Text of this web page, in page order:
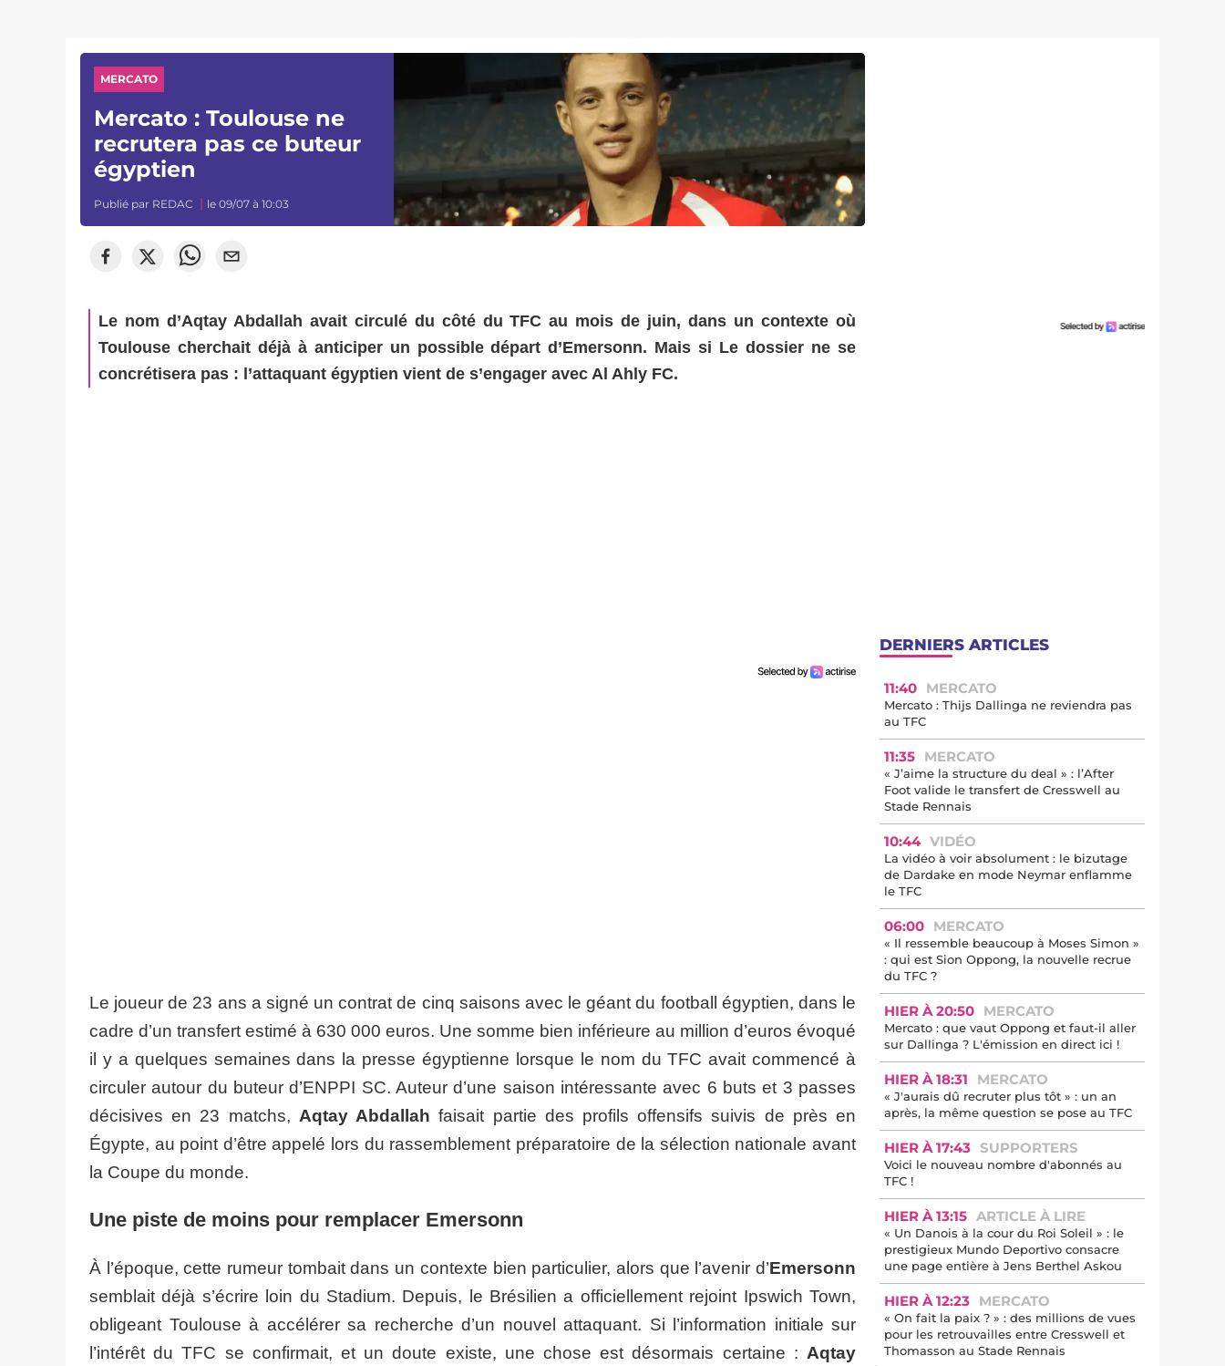
MERCATO
Mercato : Toulouse ne
recrutera pas ce buteur
égyptien
Publié par REDAC le 09/07 à 10:03
Le nom d’Aqtay Abdallah avait circulé du côté du TFC au mois de juin, dans un contexte où
Toulouse cherchait déjà à anticiper un possible départ d’Emersonn. Mais si Le dossier ne se
concrétisera pas : l’attaquant égyptien vient de s’engager avec Al Ahly FC.
Le joueur de 23 ans a signé un contrat de cinq saisons avec le géant du football égyptien, dans le
cadre d’un transfert estimé à 630 000 euros. Une somme bien inférieure au million d’euros évoqué
il y a quelques semaines dans la presse égyptienne lorsque le nom du TFC avait commencé à
circuler autour du buteur d’ENPPI SC. Auteur d’une saison intéressante avec 6 buts et 3 passes
décisives en 23 matchs, Aqtay Abdallah faisait partie des profils offensifs suivis de près en
Égypte, au point d’être appelé lors du rassemblement préparatoire de la sélection nationale avant
la Coupe du monde.
Une piste de moins pour remplacer Emersonn
À l’époque, cette rumeur tombait dans un contexte bien particulier, alors que l’avenir d’Emersonn
semblait déjà s’écrire loin du Stadium. Depuis, le Brésilien a officiellement rejoint Ipswich Town,
obligeant Toulouse à accélérer sa recherche d’un nouvel attaquant. Si l’information initiale sur
l’intérêt du TFC se confirmait, et un doute existe, une chose est désormais certaine : Aqtay
DERNIERS ARTICLES
11:40 MERCATO
Mercato : Thijs Dallinga ne reviendra pas
au TFC
11:35 MERCATO
« J’aime la structure du deal » : l’After
Foot valide le transfert de Cresswell au
Stade Rennais
10:44 VIDÉO
La vidéo à voir absolument : le bizutage
de Dardake en mode Neymar enflamme
le TFC
06:00 MERCATO
« Il ressemble beaucoup à Moses Simon »
: qui est Sion Oppong, la nouvelle recrue
du TFC ?
HIER À 20:50 MERCATO
Mercato : que vaut Oppong et faut-il aller
sur Dallinga ? L'émission en direct ici !
HIER À 18:31 MERCATO
« J'aurais dû recruter plus tôt » : un an
après, la même question se pose au TFC
HIER À 17:43 SUPPORTERS
Voici le nouveau nombre d'abonnés au
TFC !
HIER À 13:15 ARTICLE À LIRE
« Un Danois à la cour du Roi Soleil » : le
prestigieux Mundo Deportivo consacre
une page entière à Jens Berthel Askou
HIER À 12:23 MERCATO
« On fait la paix ? » : des millions de vues
pour les retrouvailles entre Cresswell et
Thomasson au Stade Rennais